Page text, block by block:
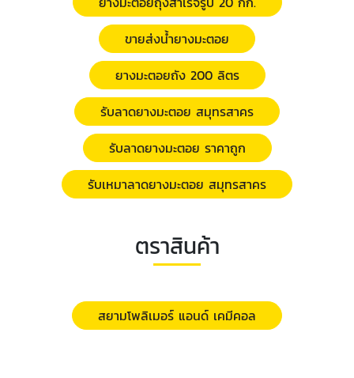
ขายส่งน้ำยางมะตอย
ยางมะตอยถัง 200 ลิตร
รับลาดยางมะตอย สมุทรสาคร
รับลาดยางมะตอย ราคาถูก
รับเหมาลาดยางมะตอย สมุทรสาคร
ตราสินค้า
สยามโพลิเมอร์ แอนด์ เคมีคอล